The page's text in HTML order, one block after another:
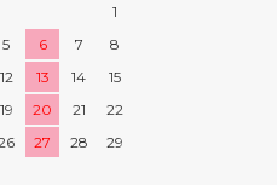
1
5 6 7
8
12 13 14
15
19 20 21
22
27 28
29